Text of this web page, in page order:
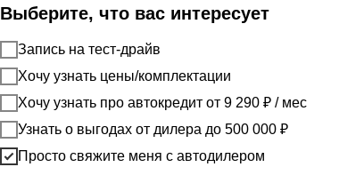
Выберите, что вас интересует
Запись на тест-драйв
Хочу узнать цены/комплектации
Хочу узнать про автокредит от 9 290 ₽ / мес
Узнать о выгодах от дилера до 500 000 ₽
Просто свяжите меня с автодилером